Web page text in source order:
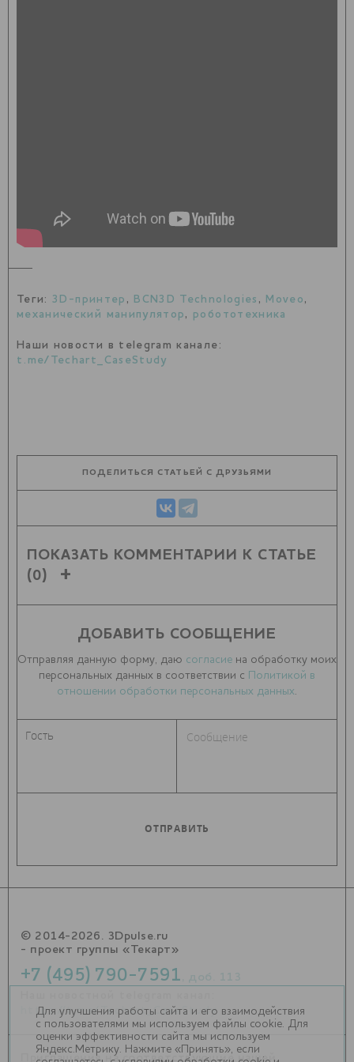
Теги:3D-принтер , BCN3D Technologies , Moveo ,
механический манипулятор , робототехника
Наши новости в telegram канале:
t.me/Techart_CaseStudy
ПОДЕЛИТЬСЯ СТАТЬЕЙ С ДРУЗЬЯМИ
ПОКАЗАТЬ КОММЕНТАРИИ К СТАТЬЕ
(0)
ДОБАВИТЬ СООБЩЕНИЕ
Отправляя данную форму, даю согласие на обработку моих
персональных данных в соответствии с Политикой в
отношении обработки персональных данных
© 2014-2026. 3Dpulse.ru
- проект группы «Текарт»
+7 (495) 790-7591
https://t.me/Techart_CaseStudy
Приглашения на соответствующие нашей
Для улучшения работы сайта и его взаимодействия
с пользователями мы используем файлы cookie. Для
оценки эффективности сайта мы используем
Яндекс.Метрику. Нажмите «Принять», если